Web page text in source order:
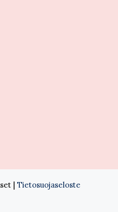
| Tietosuojaseloste